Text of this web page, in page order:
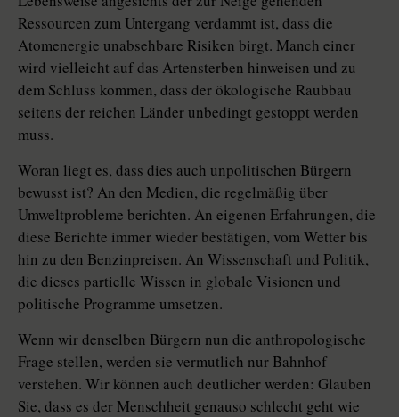
Ressourcen zum Untergang verdammt ist, dass die
Atomenergie unabsehbare Risiken birgt. Manch einer
wird vielleicht auf das Artensterben hinweisen und zu
dem Schluss kommen, dass der ökologische Raubbau
seitens der reichen Länder unbedingt gestoppt werden
muss.
Woran liegt es, dass dies auch unpolitischen Bürgern
bewusst ist? An den Medien, die regelmäßig über
Umweltprobleme berichten. An eigenen Erfahrungen, die
diese Berichte immer wieder bestätigen, vom Wetter bis
hin zu den Benzinpreisen. An Wissenschaft und Politik,
die dieses partielle Wissen in globale Visionen und
politische Programme umsetzen.
Wenn wir denselben Bürgern nun die anthropologische
Frage stellen, werden sie vermutlich nur Bahnhof
verstehen. Wir können auch deutlicher werden: Glauben
Sie, dass es der Menschheit genauso schlecht geht wie